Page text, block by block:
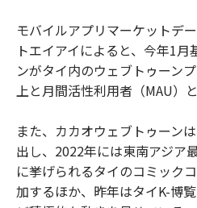
モバイルアプリマーケットデ
トエイアイによると、今年1
ンがタイ内のウェブトゥーン
上と月間活性利用者（MAU）
また、カカオウェブトゥーン
出し、2022年には東南アジア
に挙げられるタイのコミック
加するほか、昨年はタイK-博